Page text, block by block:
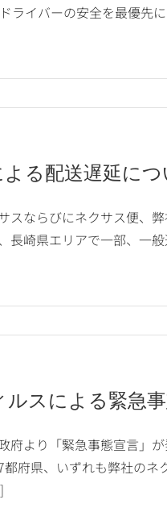
ライバーの安全を最優先
る配送遅延につ
スならびにネクサス便、
長崎県エリアで一部、一
スによる緊急
府より「緊急事態宣言」
府県、いずれも弊社のネ